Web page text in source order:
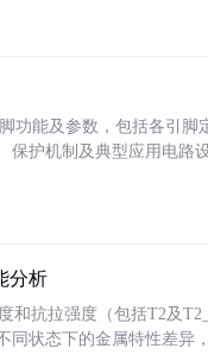
功能及参数，包括各引
保护机制及典型应用电路
分析
和抗拉强度（包括T2及
同状态下的金属特性差异